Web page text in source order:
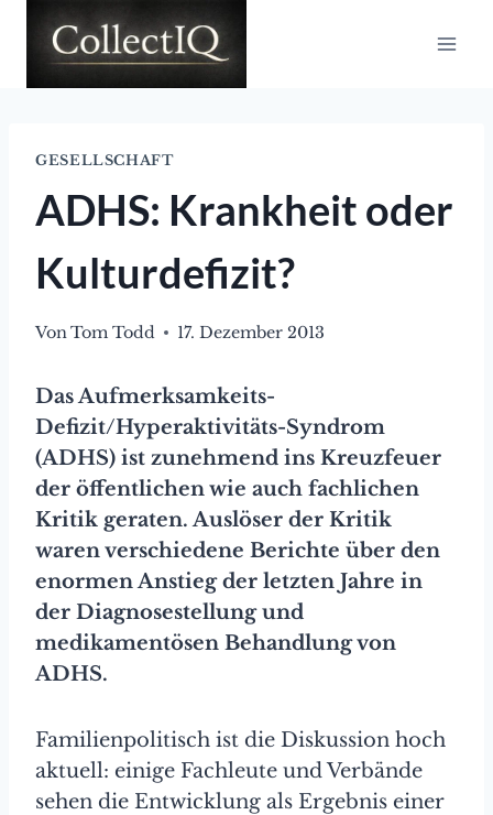
Inhalt
GESELLSCHAFT
ADHS: Krankheit oder
Kulturdefizit?
VonTom Todd 17. Dezember 2013
Das Aufmerksamkeits-
Defizit/Hyperaktivitäts-Syndrom
(ADHS) ist zunehmend ins Kreuzfeuer
der öffentlichen wie auch fachlichen
Kritik geraten. Auslöser der Kritik
waren verschiedene Berichte über den
enormen Anstieg der letzten Jahre in
der Diagnosestellung und
medikamentösen Behandlung von
ADHS.
Familienpolitisch ist die Diskussion hoch
aktuell: einige Fachleute und Verbände
sehen die Entwicklung als Ergebnis einer